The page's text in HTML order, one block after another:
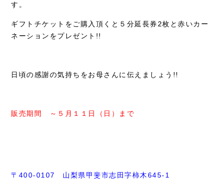
す。
ギフトチケットをご購入頂くと５分延長券2枚と赤いカー
ネーションをプレゼント!!
日頃の感謝の気持ちをお母さんに伝えましょう!!
販売期間 ～５月１１日（日）まで
〒400-0107 山梨県甲斐市志田字柿木645-1